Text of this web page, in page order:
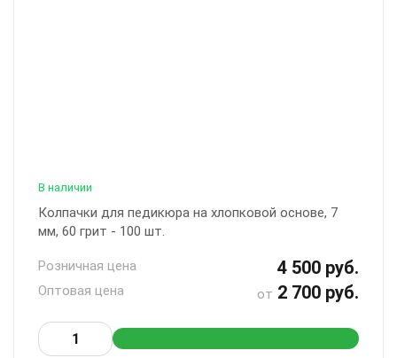
В наличии
Колпачки для педикюра на хлопковой основе, 7
мм, 60 грит - 100 шт.
Розничная цена 4 500 руб.
Оптовая цена от 2 700 руб.